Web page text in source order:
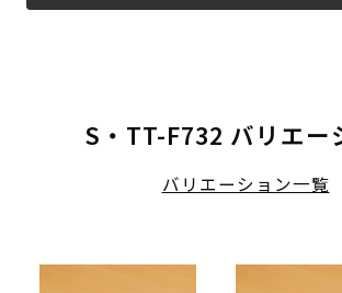
S・TT-F732 バリエー
バリエーション一覧